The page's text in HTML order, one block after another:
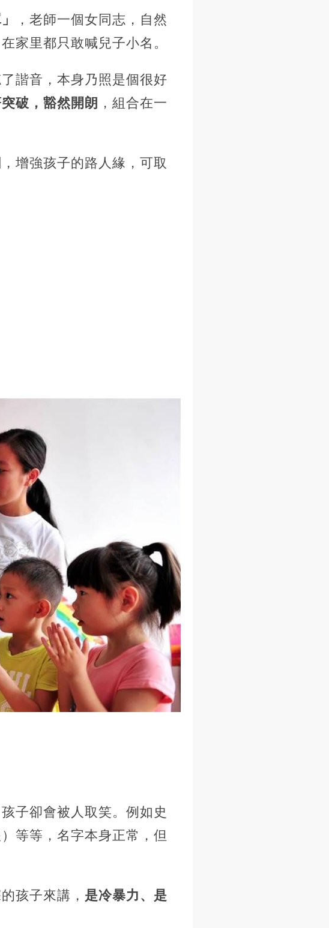
，老師一個女同志，自然
家里都只敢喊兒子小名。
諧音，本身乃照是個很好
破，豁然開朗 ，組合在一
增強孩子的路人緣，可取
子卻會被人取笑。例如史
等等，名字本身正常，但
孩子來講， 是冷暴力、是